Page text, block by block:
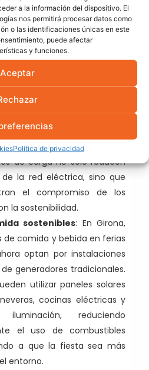
a la información del dispositivo. El
nos permitirá procesar datos como
o las identificaciones únicas en este
puede afectar
y funciones.
Aceptar
Política de privacidad
de CO₂ y los ruidos
los generadores de
para los asistentes
creciente en eventos
instalación de estaciones de
dispositivos móviles. Esto es
en eventos masivos como
donde los asistentes
recargar sus teléfonos. Las
de carga no solo reducen
la red eléctrica, sino que
el compromiso de los
la sostenibilidad.
sostenibles: En Girona,
de comida y bebida en ferias
optan por instalaciones
generadores tradicionales.
utilizar paneles solares
cocinas eléctricas y
reduciendo
el uso de combustibles
a que la fiesta sea más
entorno.